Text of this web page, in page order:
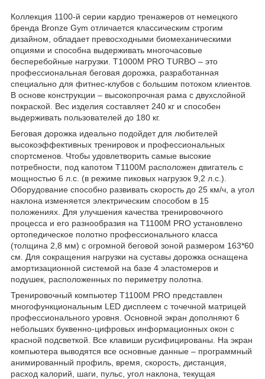
Коллекция 1100-й серии кардио тренажеров от немецкого
бренда Bronze Gym отличается классическим строгим
дизайном, обладает превосходными биомеханическими
опциями и способна выдерживать многочасовые
бесперебойные нагрузки. T1000M PRO TURBO – это
профессиональная беговая дорожка, разработанная
специально для фитнес-клубов с большим потоком клиентов.
В основе конструкции – высокопрочная рама с двухслойной
покраской. Вес изделия составляет 240 кг и способен
выдерживать пользователей до 180 кг.
Беговая дорожка идеально подойдет для любителей
высокоэффективных тренировок и профессиональных
спортсменов. Чтобы удовлетворить самые высокие
потребности, под капотом T1100M расположен двигатель с
мощностью 6 л.с. (в режиме пиковых нагрузок 9,2 л.с.).
Оборудование способно развивать скорость до 25 км/ч, а угол
наклона изменяется электрическим способом в 15
положениях. Для улучшения качества тренировочного
процесса и его разнообразия на T1100M PRO установлено
ортопедическое полотно профессионального класса
(толщина 2,8 мм) с огромной беговой зоной размером 163*60
см. Для сокращения нагрузки на суставы дорожка оснащена
амортизационной системой на базе 4 эластомеров и
подушек, расположенных по периметру полотна.
Тренировочный компьютер T1100M PRO представлен
многофункциональным LED дисплеем с точечной матрицей
профессионального уровня. Основной экран дополняют 6
небольших буквенно-цифровых информационных окон с
красной подсветкой. Все клавиши русифицированы. На экран
компьютера выводятся все основные данные – программный
анимированный профиль, время, скорость, дистанция,
расход калорий, шаги, пульс, угол наклона, текущая